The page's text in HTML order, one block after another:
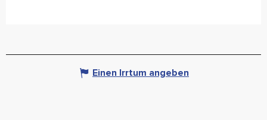
Einen Irrtum angeben